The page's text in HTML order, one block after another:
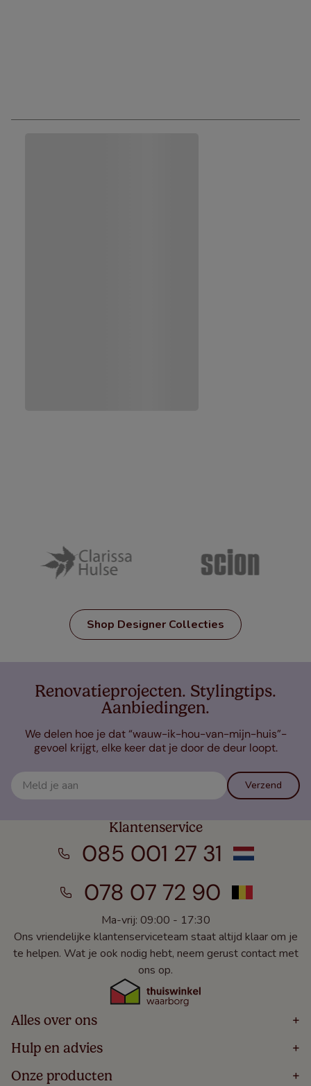
Shop Designer Collecties
Renovatieprojecten. Stylingtips.
Aanbiedingen.
We delen hoe je dat “wauw-ik-hou-van-mijn-huis”-
gevoel krijgt, elke keer dat je door de deur loopt.
Verzend
Klantenservice
085 001 27 31
078 07 72 90
Ma-vrij: 09:00 - 17:30
Ons vriendelijke klantenserviceteam staat altijd klaar om je
te helpen. Wat je ook nodig hebt, neem gerust contact met
ons op.
Alles over ons +
Home
Over
Bestellen
Hulp en advies +
Volg Je Bestelling
Onze producten +